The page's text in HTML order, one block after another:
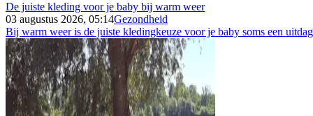
De juiste kleding voor je baby bij warm weer
03 augustus 2026, 05:14Gezondheid
Bij warm weer is de juiste kledingkeuze voor je baby soms een